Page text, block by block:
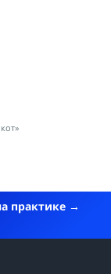
практике